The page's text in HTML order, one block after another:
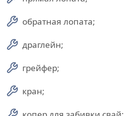
обратная лопата;
драглейн;
грейфер;
кран;